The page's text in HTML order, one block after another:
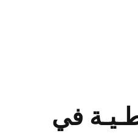
في